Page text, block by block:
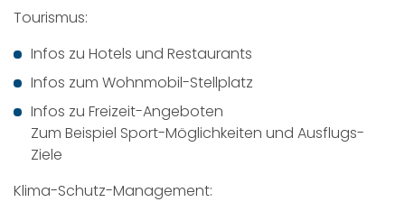
Tourismus:
Infos zu Hotels und Restaurants
Infos zum Wohnmobil-Stellplatz
Infos zu Freizeit-Angeboten
Zum Beispiel Sport-Möglichkeiten und Ausflugs-
Ziele
Klima-Schutz-Management: